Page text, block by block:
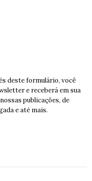
deste formulário, você
e receberá em sua
publicações, de
e até mais.